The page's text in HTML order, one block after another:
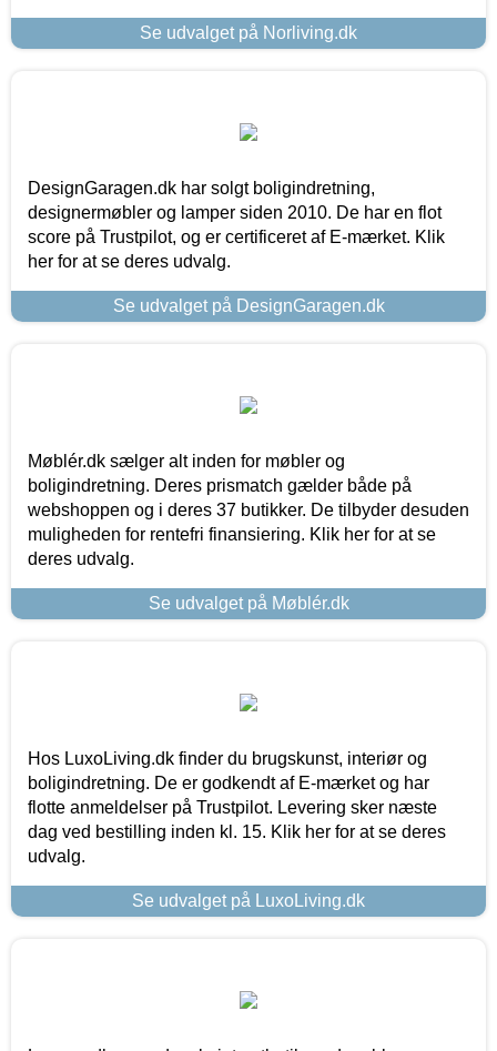
Se udvalget på Norliving.dk
DesignGaragen.dk har solgt boligindretning,
designermøbler og lamper siden 2010. De har en flot
score på Trustpilot, og er certificeret af E-mærket. Klik
her for at se deres udvalg.
Se udvalget på DesignGaragen.dk
Møblér.dk sælger alt inden for møbler og
boligindretning. Deres prismatch gælder både på
webshoppen og i deres 37 butikker. De tilbyder desuden
muligheden for rentefri finansiering. Klik her for at se
deres udvalg.
Se udvalget på Møblér.dk
Hos LuxoLiving.dk finder du brugskunst, interiør og
boligindretning. De er godkendt af E-mærket og har
flotte anmeldelser på Trustpilot. Levering sker næste
dag ved bestilling inden kl. 15. Klik her for at se deres
udvalg.
Se udvalget på LuxoLiving.dk